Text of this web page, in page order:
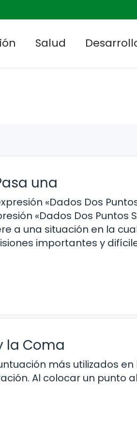
Salud
una
«Dados Dos
«Dados Dos Puntos
a una situación en la
importantes y
la Coma
más utilizados en
Al colocar un punto